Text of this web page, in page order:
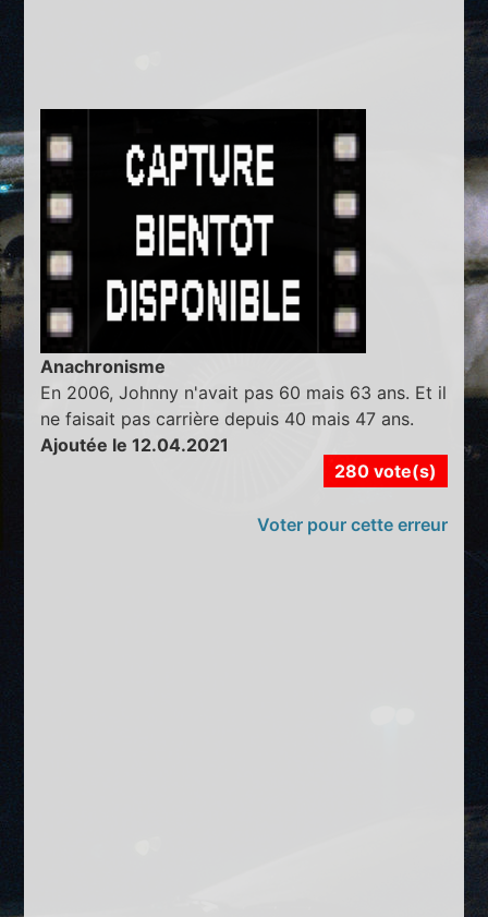
Anachronisme
En 2006, Johnny n'avait pas 60 mais 63 ans. Et il
ne faisait pas carrière depuis 40 mais 47 ans.
Ajoutée le 12.04.2021
280 vote(s)
Voter pour cette erreur